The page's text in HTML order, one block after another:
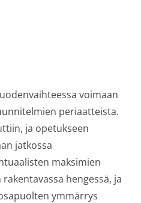
voimaan
periaatteista.
ja opetukseen
jatkossa
maksimien
hengessä, ja
ymmärrys